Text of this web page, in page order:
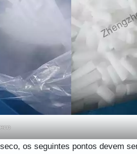
os seguintes pontos devem